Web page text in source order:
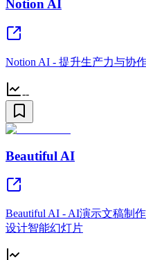
Notion AI
Notion AI - 提升生产力与协
--
Beautiful AI
Beautiful AI - AI演示文稿制
设计智能幻灯片